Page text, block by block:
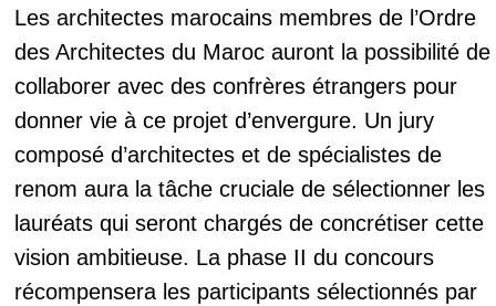
Les architectes marocains membres de l’Ordre
des Architectes du Maroc auront la possibilité de
collaborer avec des confrères étrangers pour
donner vie à ce projet d’envergure. Un jury
composé d’architectes et de spécialistes de
renom aura la tâche cruciale de sélectionner les
lauréats qui seront chargés de concrétiser cette
vision ambitieuse. La phase II du concours
récompensera les participants sélectionnés par